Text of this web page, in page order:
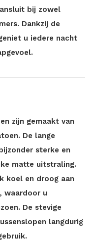
bij zowel
Dankzij de
u iedere nacht
zijn gemaakt van
De lange
sterke en
matte uitstraling.
koel en droog aan
waardoor u
De stevige
langdurig